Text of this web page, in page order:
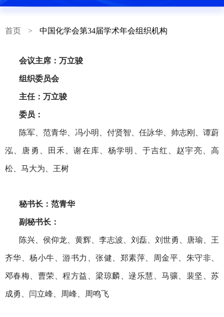
首页 > 中国化学会第34届学术年会组织机构
会议主席：万立骏
组织委员会
主任：万立骏
委员：
陈军、范青华、冯小明、付贤智、任詠华、帅志刚、谭蔚
泓、唐勇、田禾、谢在库、杨学明、于吉红、赵宇亮、高
松、马大为、王树
秘书长：范青华
副秘书长：
陈兴、侯仰龙、黄辉、李志波、刘磊、刘世勇、唐瑜、王
齐华、杨小牛、游书力、张健、郑素萍、周金平、朱守非、
邓春梅、曹荣、程方益、梁琼麟、逯乐慧、马骧、裴坚、苏
成勇、闫立峰、周峰、周鸣飞